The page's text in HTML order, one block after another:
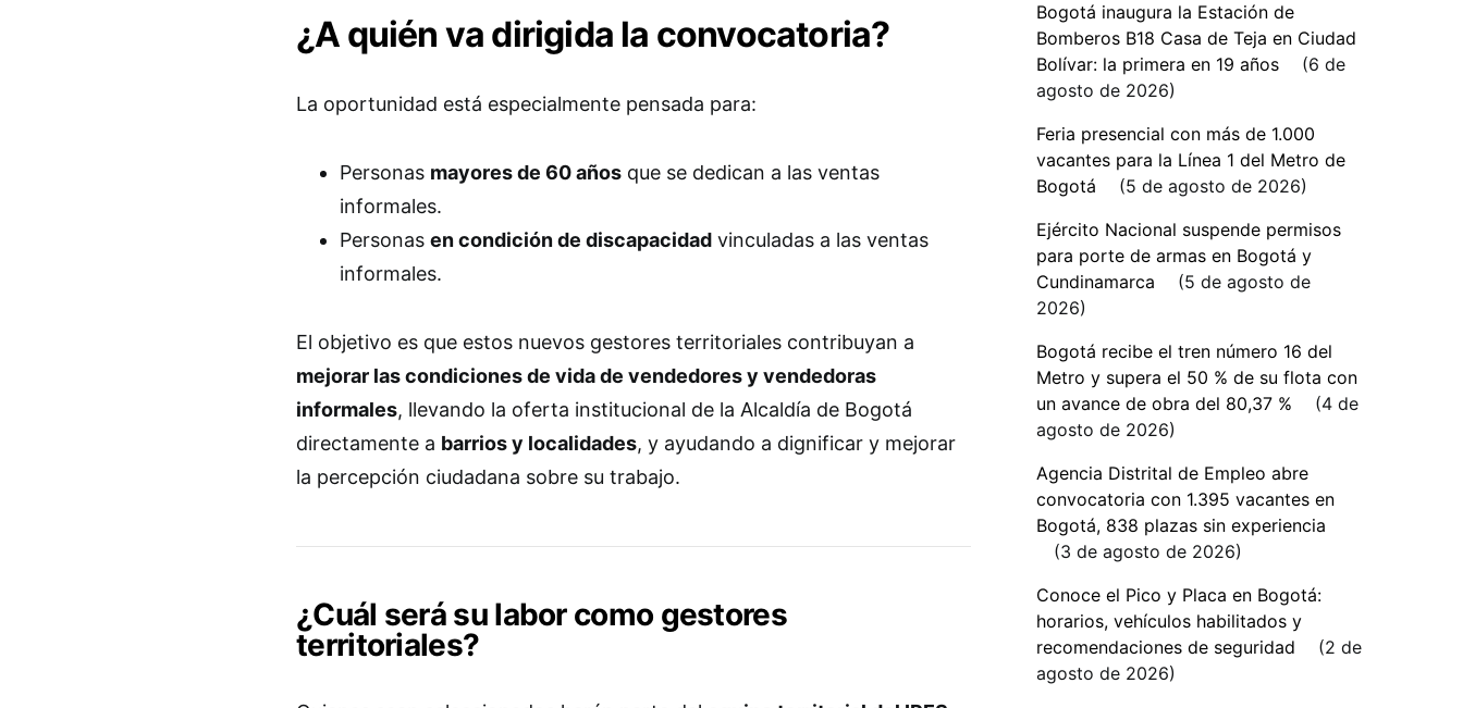
¿A quién va dirigida la convocatoria?
La oportunidad está especialmente pensada para:
Personas mayores de 60 años que se dedican a las ventas
informales.
Personas en condición de discapacidad vinculadas a las ventas
informales.
El objetivo es que estos nuevos gestores territoriales contribuyan a
mejorar las condiciones de vida de vendedores y vendedoras
informales, llevando la oferta institucional de la Alcaldía de Bogotá
directamente a barrios y localidades, y ayudando a dignificar y mejorar
la percepción ciudadana sobre su trabajo.
¿Cuál será su labor como gestores
territoriales?
Bogotá inaugura la Estación de
Bomberos B18 Casa de Teja en Ciudad
Bolívar: la primera en 19 años
6 de
agosto de 2026
Feria presencial con más de 1.000
vacantes para la Línea 1 del Metro de
Bogotá
5 de agosto de 2026
Ejército Nacional suspende permisos
para porte de armas en Bogotá y
Cundinamarca
5 de agosto de
2026
Bogotá recibe el tren número 16 del
Metro y supera el 50 % de su flota con
un avance de obra del 80,37 %
4 de
agosto de 2026
Agencia Distrital de Empleo abre
convocatoria con 1.395 vacantes en
Bogotá, 838 plazas sin experiencia
3 de agosto de 2026
Conoce el Pico y Placa en Bogotá:
horarios, vehículos habilitados y
recomendaciones de seguridad
2 de
agosto de 2026